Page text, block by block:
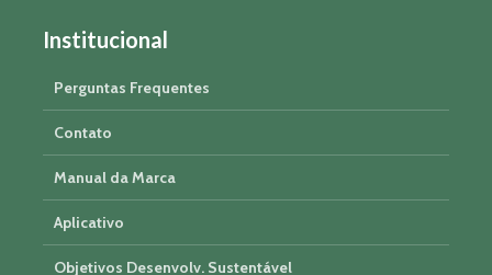
Institucional
Perguntas Frequentes
Contato
Manual da Marca
Aplicativo
Objetivos Desenvolv. Sustentável